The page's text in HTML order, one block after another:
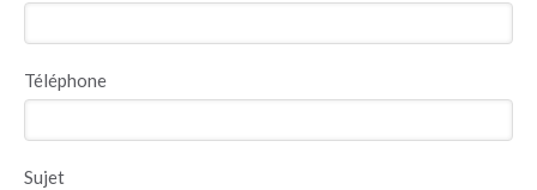
Téléphone
Sujet